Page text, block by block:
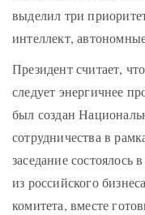
выделил три
интеллект,
Президент считает,
следует энергичнее
был создан
сотрудничества в
заседание состоялось
из российского
комитета, вместе